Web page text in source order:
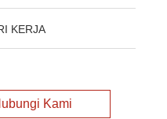
KERJA
Kami